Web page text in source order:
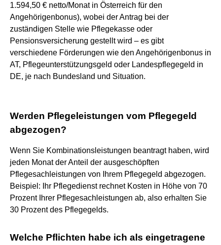
1.594,50 € netto/Monat in Österreich für den
Angehörigenbonus), wobei der Antrag bei der
zuständigen Stelle wie Pflegekasse oder
Pensionsversicherung gestellt wird – es gibt
verschiedene Förderungen wie den Angehörigenbonus in
AT, Pflegeunterstützungsgeld oder Landespflegegeld in
DE, je nach Bundesland und Situation.
Werden Pflegeleistungen vom Pflegegeld
abgezogen?
Wenn Sie Kombinationsleistungen beantragt haben, wird
jeden Monat der Anteil der ausgeschöpften
Pflegesachleistungen von Ihrem Pflegegeld abgezogen.
Beispiel: Ihr Pflegedienst rechnet Kosten in Höhe von 70
Prozent Ihrer Pflegesachleistungen ab, also erhalten Sie
30 Prozent des Pflegegelds.
Welche Pflichten habe ich als eingetragene